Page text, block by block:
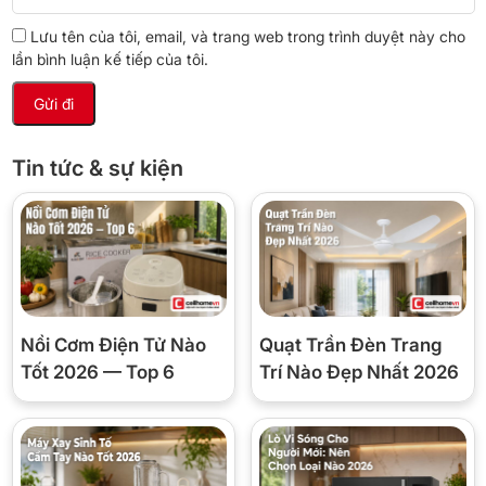
Một trong những yếu tố then chốt quyết định đến khả năng làm
mát của quạt sàn công nghiệp Hatari IS22M1 chính là kích thước
sải cánh lớn 22 inch. Sải cánh rộng hơn đồng nghĩa với việc quạt
có thể di chuyển một lượng lớn không khí trong mỗi vòng quay.
Hãy tưởng tượng một vòng tròn mà cánh quạt quét qua; đường
kính càng lớn, diện tích vòng tròn càng rộng, và do đó, lượng
không khí bị tác động và di chuyển đi cũng nhiều hơn. Về nguyên
lý hoạt động, khi cánh quạt quay, nó tạo ra sự chênh lệch áp suất
Lưu tên của tôi, email, và trang web trong trình duyệt này cho
lần bình luận kế tiếp của tôi.
Tin tức & sự kiện
Nồi Cơm Điện Tử Nào
Tốt 2026 — Top 6
Quạt Trần Đèn Trang
Trí Nào Đẹp Nhất 2026